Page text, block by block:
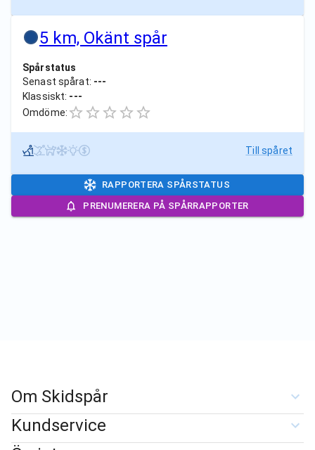
5 km, Okänt spår
Spårstatus
Senast spårat: ---
Klassiskt: ---
Omdöme:
Till spåret
RAPPORTERA SPÅRSTATUS
PRENUMERERA PÅ SPÅRRAPPORTER
Om Skidspår
Kundservice